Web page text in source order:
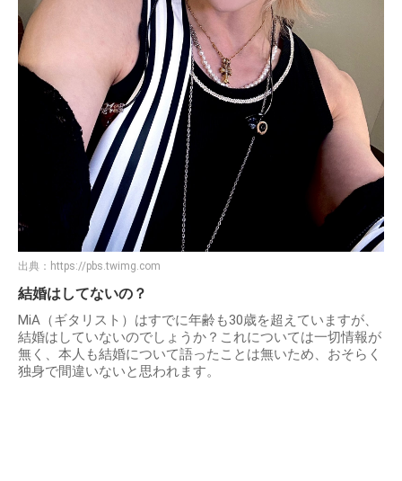
出典： https://pbs.twimg.com
結婚はしてないの？
MiA（ギタリスト）はすでに年齢も30歳を超えていますが、
結婚はしていないのでしょうか？これについては一切情報が
無く、本人も結婚について語ったことは無いため、おそらく
独身で間違いないと思われます。